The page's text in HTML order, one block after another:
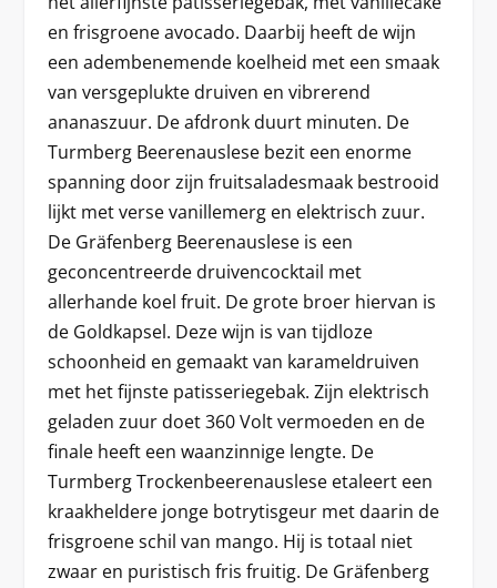
en frisgroene avocado. Daarbij heeft de wijn
een adembenemende koelheid met een smaak
van versgeplukte druiven en vibrerend
ananaszuur. De afdronk duurt minuten. De
Turmberg Beerenauslese bezit een enorme
spanning door zijn fruitsaladesmaak bestrooid
lijkt met verse vanillemerg en elektrisch zuur.
De Gräfenberg Beerenauslese is een
geconcentreerde druivencocktail met
allerhande koel fruit. De grote broer hiervan is
de Goldkapsel. Deze wijn is van tijdloze
schoonheid en gemaakt van karameldruiven
met het fijnste patisseriegebak. Zijn elektrisch
geladen zuur doet 360 Volt vermoeden en de
finale heeft een waanzinnige lengte. De
Turmberg Trockenbeerenauslese etaleert een
kraakheldere jonge botrytisgeur met daarin de
frisgroene schil van mango. Hij is totaal niet
zwaar en puristisch fris fruitig. De Gräfenberg